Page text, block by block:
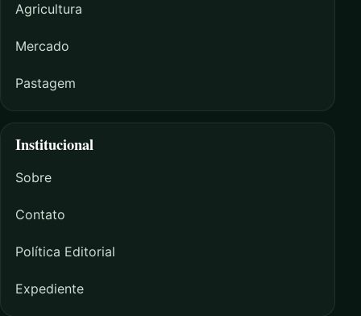
Agricultura
Mercado
Pastagem
Institucional
Sobre
Contato
Política Editorial
Expediente